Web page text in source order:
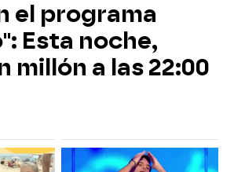
el programa
Esta noche,
millón a las 22:00